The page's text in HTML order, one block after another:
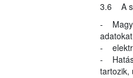
3.6 A
-
-
-
tartozik,